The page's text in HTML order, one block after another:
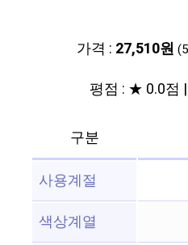
가격 : 27,510원
평점 : ★ 0.0점
구분
사용계절
색상계열